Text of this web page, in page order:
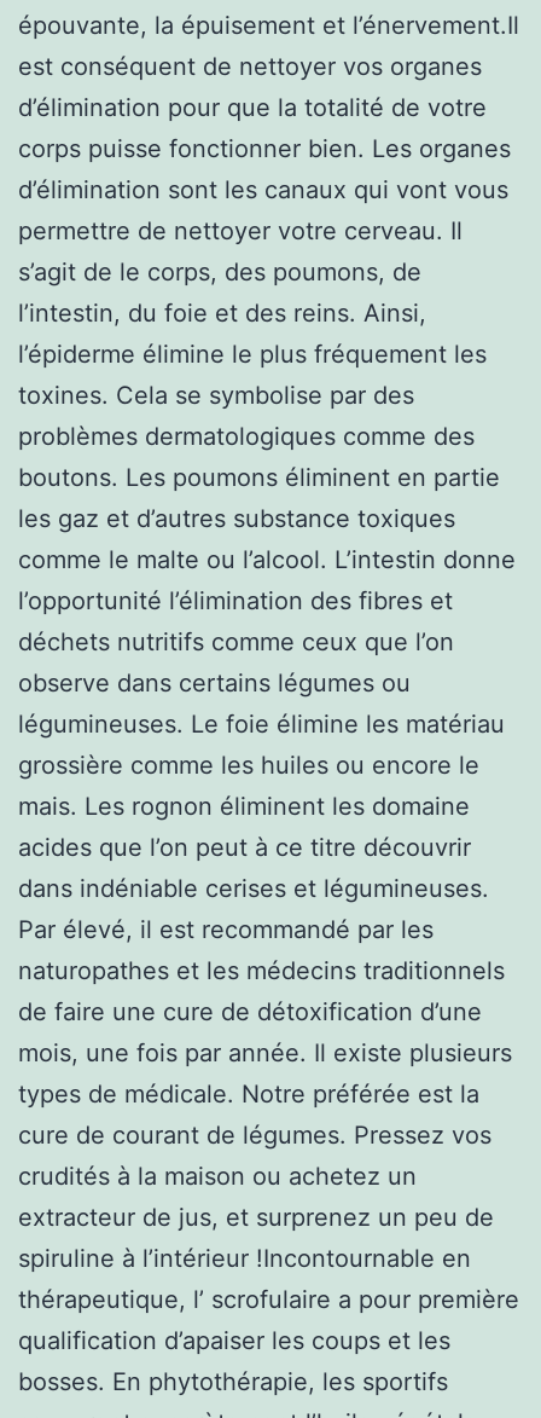
épouvante, la épuisement et l’énervement.Il
est conséquent de nettoyer vos organes
d’élimination pour que la totalité de votre
corps puisse fonctionner bien. Les organes
d’élimination sont les canaux qui vont vous
permettre de nettoyer votre cerveau. Il
s’agit de le corps, des poumons, de
l’intestin, du foie et des reins. Ainsi,
l’épiderme élimine le plus fréquement les
toxines. Cela se symbolise par des
problèmes dermatologiques comme des
boutons. Les poumons éliminent en partie
les gaz et d’autres substance toxiques
comme le malte ou l’alcool. L’intestin donne
l’opportunité l’élimination des fibres et
déchets nutritifs comme ceux que l’on
observe dans certains légumes ou
légumineuses. Le foie élimine les matériau
grossière comme les huiles ou encore le
mais. Les rognon éliminent les domaine
acides que l’on peut à ce titre découvrir
dans indéniable cerises et légumineuses.
Par élevé, il est recommandé par les
naturopathes et les médecins traditionnels
de faire une cure de détoxification d’une
mois, une fois par année. Il existe plusieurs
types de médicale. Notre préférée est la
cure de courant de légumes. Pressez vos
crudités à la maison ou achetez un
extracteur de jus, et surprenez un peu de
spiruline à l’intérieur !Incontournable en
thérapeutique, l’ scrofulaire a pour première
qualification d’apaiser les coups et les
bosses. En phytothérapie, les sportifs